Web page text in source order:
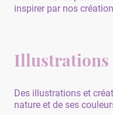
inspirer par nos
Illustrations
Des illustrations et
nature et de ses